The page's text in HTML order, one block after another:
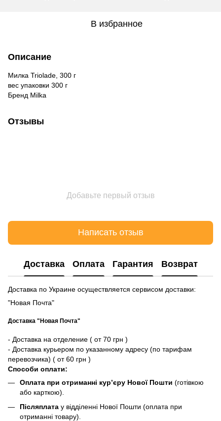
В избранное
Описание
Милка Triolade, 300 г
вес упаковки 300 г
Бренд Milka
Отзывы
Добавьте первый отзыв
Написать отзыв
Доставка Оплата Гарантия Возврат
Доставка по Украине осуществляется сервисом доставки:
"Новая Почта"
Доставка "Новая Почта"
- Доставка на отделение ( от 70 грн )
- Доставка курьером по указанному адресу (по тарифам
перевозчика) ( от 60 грн )
Способи оплати:
Оплата при отриманні кур’єру Нової Пошти (готівкою
або карткою).
Післяплата у відділенні Нової Пошти (оплата при
отриманні товару).